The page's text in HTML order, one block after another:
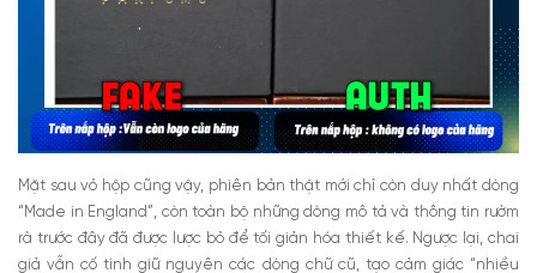
Mặt sau vỏ hộp cũng vậy, phiên bản thật mới chỉ còn duy nhất dòng
“Made in England”, còn toàn bộ những dòng mô tả và thông tin rườm
rà trước đây đã được lược bỏ để tối giản hóa thiết kế. Ngược lại, chai
giả vẫn cố tình giữ nguyên các dòng chữ cũ, tạo cảm giác “nhiều